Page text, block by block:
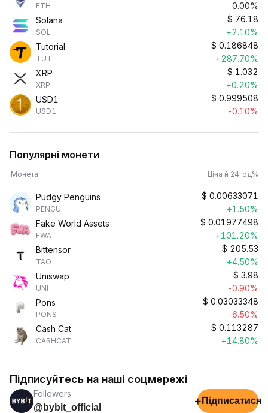
ETH
0.00%
Solana
SOL
$ 76.18
+2.10%
Tutorial
TUT
$ 0.186848
+287.70%
XRP
XRP
$ 1.032
+0.20%
USD1
USD1
$ 0.999508
-0.10%
Популярні монети
Монета Ціна й 24год%
Pudgy Penguins
PENGU
$ 0.00633071
+1.50%
Fake World Assets
FWA
$ 0.01977498
+101.20%
Bittensor
TAO
$ 205.53
+4.50%
Uniswap
UNI
$ 3.98
-0.90%
Pons
PONS
$ 0.03033348
-6.50%
Cash Cat
CASHCAT
$ 0.113287
+14.80%
Підписуйтесь на наші соцмережі
Followers
@bybit_official
+ Підписатися